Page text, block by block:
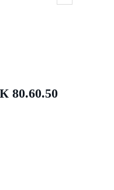
80.60.50